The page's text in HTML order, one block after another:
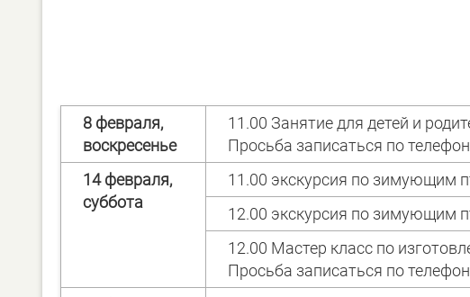
8 февраля,
воскресенье
11.00 Занятие для детей и
Просьба записаться по
14 февраля,
суббота
11.00 экскурсия по зимующим
12.00 экскурсия по зимующим
12.00 Мастер класс по
Просьба записаться по